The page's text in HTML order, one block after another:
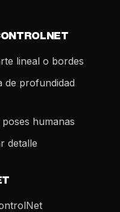
lineal o bordes
de profundidad
humanas
detalle